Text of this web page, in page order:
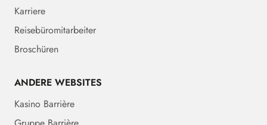
Karriere
Reisebüromitarbeiter
Broschüren
ANDERE WEBSITES
Kasino Barrière